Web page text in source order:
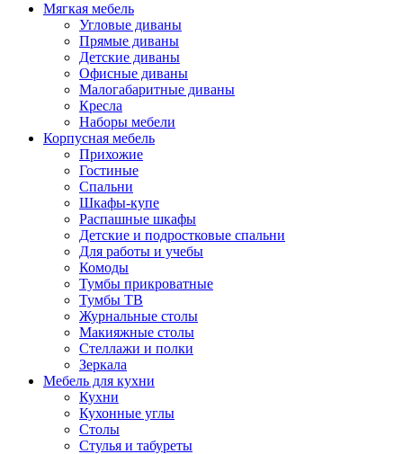
Мягкая мебель
Угловые диваны
Прямые диваны
Детские диваны
Офисные диваны
Малогабаритные диваны
Кресла
Наборы мебели
Корпусная мебель
Прихожие
Гостиные
Спальни
Шкафы-купе
Распашные шкафы
Детские и подростковые спальни
Для работы и учебы
Комоды
Тумбы прикроватные
Тумбы ТВ
Журнальные столы
Макияжные столы
Стеллажи и полки
Зеркала
Мебель для кухни
Кухни
Кухонные углы
Столы
Стулья и табуреты